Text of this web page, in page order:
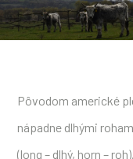
Pôvodom americké
nápadne dlhými
(long – dlhý, horn –